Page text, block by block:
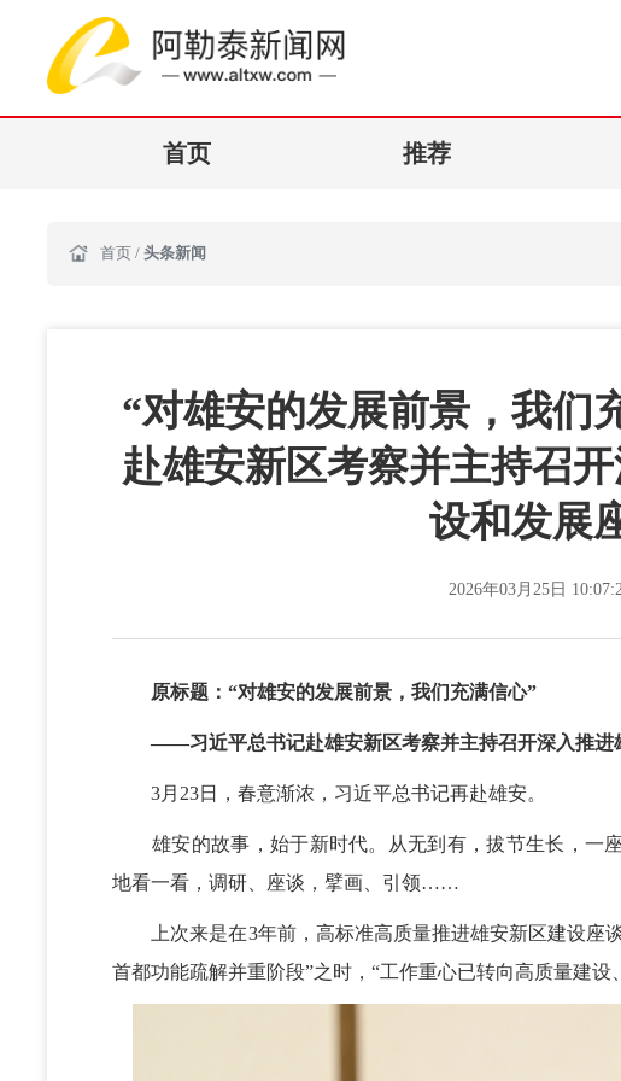
首页 推荐
首页 / 头条新闻
“对雄安的发展前景，我
赴雄安新区考察并主持召
设和发展
2026年03月25日
原标题：“对雄安的发展前景，我们充满信心”
——习近平总书记赴雄安新区考察并主持召开深入推进
3月23日，春意渐浓，习近平总书记再赴雄安。
雄安的故事，始于新时代。从无到有，拔节生长，一
地看一看，调研、座谈，擘画、引领……
上次来是在3年前，高标准高质量推进雄安新区建设座
首都功能疏解并重阶段”之时，“工作重心已转向高质量建设